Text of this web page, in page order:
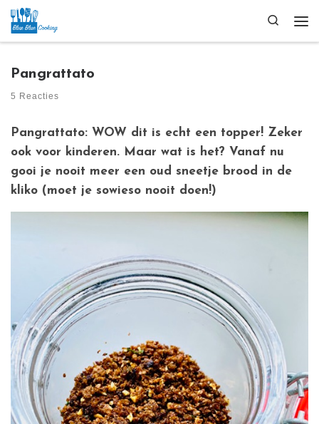
Ga naar inhoud
Search
Pangrattato
5 Reacties
Pangrattato: WOW dit is echt een topper! Zeker
ook voor kinderen. Maar wat is het? Vanaf nu
gooi je nooit meer een oud sneetje brood in de
kliko (moet je sowieso nooit doen!)